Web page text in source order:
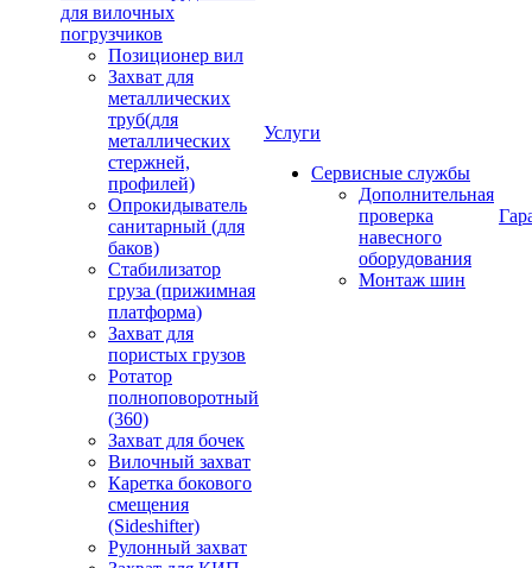
для вилочных
погрузчиков
Позиционер вил
Захват для
металлических
труб(для
металлических
стержней,
профилей)
Опрокидыватель
санитарный (для
баков)
Стабилизатор
груза (прижимная
платформа)
Захват для
пористых грузов
Ротатор
полноповоротный
(360)
Захват для бочек
Вилочный захват
Каретка бокового
смещения
(Sideshifter)
Рулонный захват
Услуги
Сервисные службы
Дополнительная
проверка
навесного
оборудования
Монтаж шин